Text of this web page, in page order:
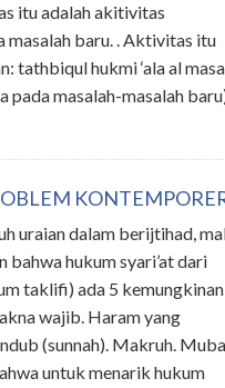
itu adalah akitivitas
masalah baru. . Aktivitas itu
tathbiqul hukmi ‘ala al
pada masalah-masalah
uraian dalam berijtihad,
hukum syari’at dari
taklifi) ada 5
wajib. Haram yang
(sunnah). Makruh.
untuk menarik hukum